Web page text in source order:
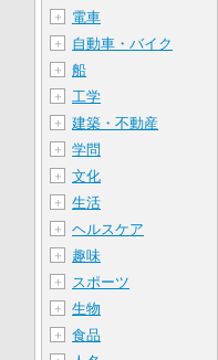
＋ 電車
＋ 自動車・バイク
＋ 船
＋ 工学
＋ 建築・不動産
＋ 学問
＋ 文化
＋ 生活
＋ ヘルスケア
＋ 趣味
＋ スポーツ
＋ 生物
＋ 食品